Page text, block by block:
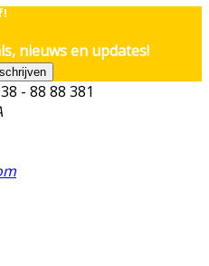
nieuws en updates!
- 88 88 381